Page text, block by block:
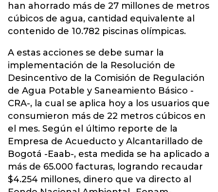
han ahorrado más de 27 millones de metros
cúbicos de agua, cantidad equivalente al
contenido de 10.782 piscinas olímpicas.
A estas acciones se debe sumar la
implementación de la Resolución de
Desincentivo de la Comisión de Regulación
de Agua Potable y Saneamiento Básico -
CRA-, la cual se aplica hoy a los usuarios que
consumieron más de 22 metros cúbicos en
el mes. Según el último reporte de la
Empresa de Acueducto y Alcantarillado de
Bogotá -Eaab-, esta medida se ha aplicado a
más de 65.000 facturas, logrando recaudar
$4.254 millones, dinero que va directo al